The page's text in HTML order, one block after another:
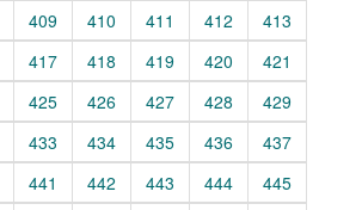
409 410 411 412
413
417 418 419 420
421
425 426 427 428
429
433 434 435 436
437
441 442 443 444
445